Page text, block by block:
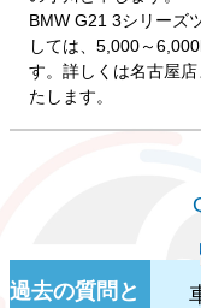
BMW G21 3シリーズ
しては、5,000～
す。詳しくは名古屋
たします。
過去の質問と